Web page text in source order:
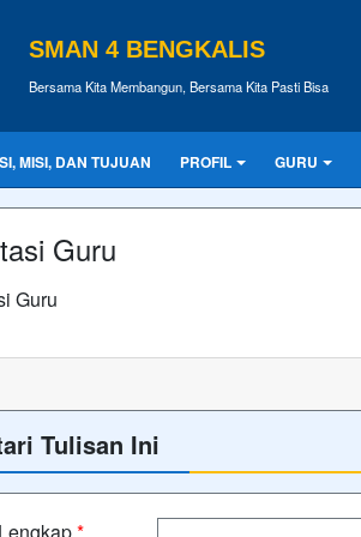
SMAN 4 BENGKALIS
Bersama Kita Membangun, Bersama Kita Pasti Bisa
MISI, DAN TUJUAN PROFIL GURU
Guru
Guru
Tulisan Ini